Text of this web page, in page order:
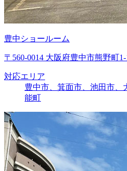
豊中ショールーム
〒560-0014 大阪府豊中市熊野町1-
対応エリア
豊中市、箕面市、池田市、
能町